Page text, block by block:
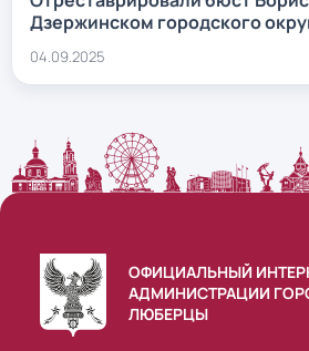
Дзержинском городского
04.09.2025
ОФИЦИАЛЬНЫЙ
АДМИНИСТРАЦИИ
ЛЮБЕРЦЫ